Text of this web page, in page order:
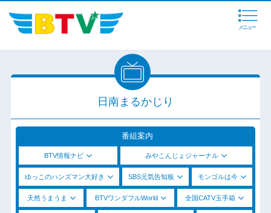
メニュー
日南まるかじり
番組案内
BTV情報ナビ みやこんじょジャーナル
ゆっこのハンズマン大好き SBS元気告知板 モンゴルは今
天然うまうま BTVワンダフルWorld 全国CATV玉手箱